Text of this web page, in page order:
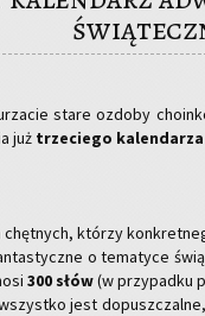
stare ozdo­by
już trze­cie­go
któ­rzy
o te­ma­ty­ce
300 słów(w przy­pad­ku
jest